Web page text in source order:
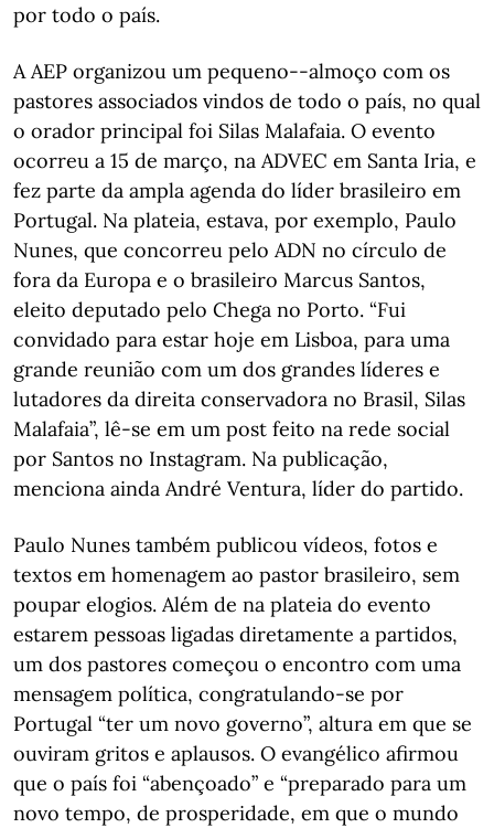
por todo o país.
A AEP organizou um pequeno--almoço com os
pastores associados vindos de todo o país, no qual
o orador principal foi Silas Malafaia. O evento
ocorreu a 15 de março, na ADVEC em Santa Iria, e
fez parte da ampla agenda do líder brasileiro em
Portugal. Na plateia, estava, por exemplo, Paulo
Nunes, que concorreu pelo ADN no círculo de
fora da Europa e o brasileiro Marcus Santos,
eleito deputado pelo Chega no Porto. “Fui
convidado para estar hoje em Lisboa, para uma
grande reunião com um dos grandes líderes e
lutadores da direita conservadora no Brasil, Silas
Malafaia”, lê-se em um post feito na rede social
por Santos no Instagram. Na publicação,
menciona ainda André Ventura, líder do partido.
Paulo Nunes também publicou vídeos, fotos e
textos em homenagem ao pastor brasileiro, sem
poupar elogios. Além de na plateia do evento
estarem pessoas ligadas diretamente a partidos,
um dos pastores começou o encontro com uma
mensagem política, congratulando-se por
Portugal “ter um novo governo”, altura em que se
ouviram gritos e aplausos. O evangélico afirmou
que o país foi “abençoado” e “preparado para um
novo tempo, de prosperidade, em que o mundo